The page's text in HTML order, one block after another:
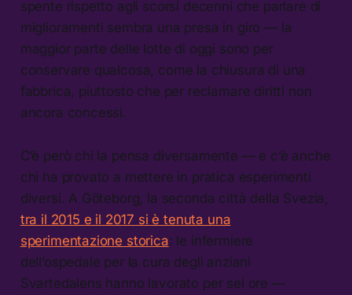
spente rispetto agli scorsi decenni che parlare di
miglioramenti sembra una presa in giro — la
maggior parte delle lotte di oggi sono per
conservare qualcosa, come la chiusura di una
fabbrica, piuttosto che per reclamare diritti non
ancora concessi.
C’è però chi la pensa diversamente — e c’è anche
chi ha provato a mettere in pratica esperimenti
diversi. A Göteborg, la seconda città della Svezia,
tra il 2015 e il 2017 si è tenuta una
sperimentazione storica: le infermiere
dell’ospedale per la cura degli anziani
Svartedalens hanno lavorato per sei ore —